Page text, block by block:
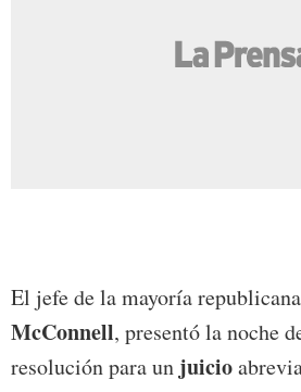
El jefe de la mayoría
McConnell, presentó la noche
resolución para un juicio